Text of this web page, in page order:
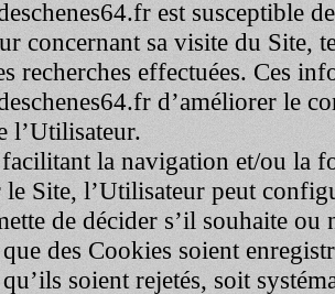
est susceptible
concernant sa visite du Site,
recherches effectuées. Ces
d’améliorer le
l’Utilisateur.
la navigation et/ou la
le Site, l’Utilisateur peut
de décider s’il souhaite ou
des Cookies soient
soient rejetés, soit